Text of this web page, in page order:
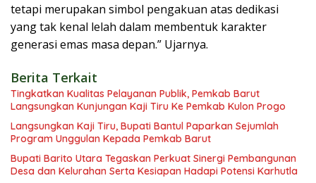
tetapi merupakan simbol pengakuan atas dedikasi
yang tak kenal lelah dalam membentuk karakter
generasi emas masa depan.” Ujarnya.
Berita Terkait
Tingkatkan Kualitas Pelayanan Publik, Pemkab Barut
Langsungkan Kunjungan Kaji Tiru Ke Pemkab Kulon Progo
Langsungkan Kaji Tiru, Bupati Bantul Paparkan Sejumlah
Program Unggulan Kepada Pemkab Barut
Bupati Barito Utara Tegaskan Perkuat Sinergi Pembangunan
Desa dan Kelurahan Serta Kesiapan Hadapi Potensi Karhutla